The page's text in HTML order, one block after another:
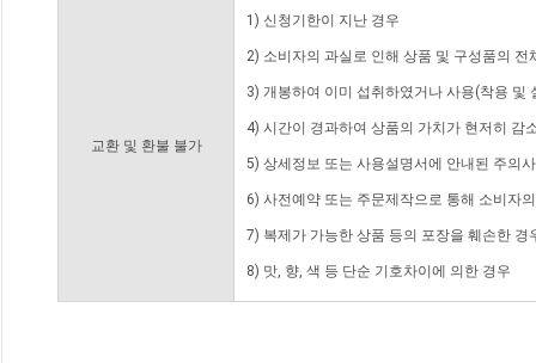
교환 및 환불 불가
1) 신청기한이 지난 경우
2) 소비자의 과실로 인해 상품 및 구성품의
3) 개봉하여 이미 섭취하였거나 사용(착용 및
4) 시간이 경과하여 상품의 가치가 현저히 감
5) 상세정보 또는 사용설명서에 안내된 주의
6) 사전예약 또는 주문제작으로 통해 소비자
7) 복제가 가능한 상품 등의 포장을 훼손한 경
8) 맛, 향, 색 등 단순 기호차이에 의한 경우